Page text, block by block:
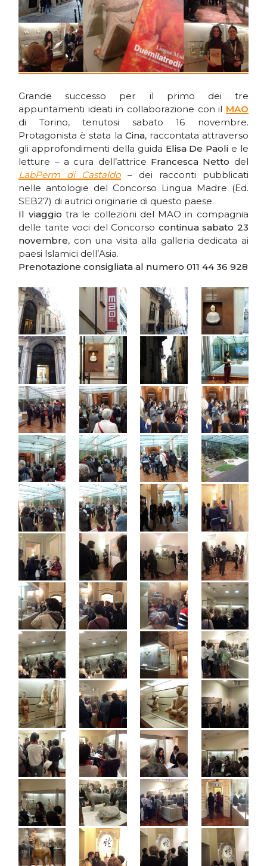
Grande successo per il primo dei tre
appuntamenti ideati in collaborazione con il MAO
di Torino, tenutosi sabato 16 novembre.
Protagonista è stata la Cina, raccontata attraverso
gli approfondimenti della guida Elisa De Paoli e le
letture – a cura dell’attrice Francesca Netto del
LabPerm di Castaldo – dei racconti pubblicati
nelle antologie del Concorso Lingua Madre (Ed.
SEB27) di autrici originarie di questo paese.
Il viaggio tra le collezioni del MAO in compagnia
delle tante voci del Concorso continua sabato 23
novembre, con una visita alla galleria dedicata ai
paesi Islamici dell’Asia.
Prenotazione consigliata al numero 011 44 36 928